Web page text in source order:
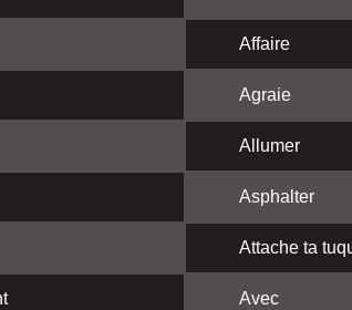
Affaire
Agraie
Allumer
Asphalter
Attache ta
Avec